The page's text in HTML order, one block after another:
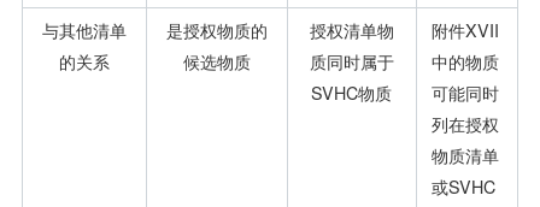
与其他清单
的关系
是授权物质的
候选物质
授权清单物
质同时属于
SVHC物质
附件XVII
中的物质
可能同时
列在授权
物质清单
或SVHC